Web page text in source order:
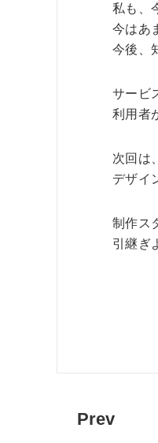
私も、
今はあ
今後、
サービ
利用者
次回は
デザイ
制作ス
引継ぎ
Prev